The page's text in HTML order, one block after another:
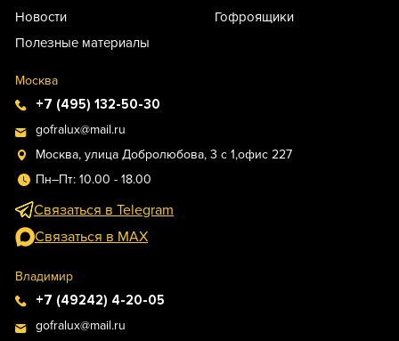
Новости
Полезные материалы
Гофроящики
Москва
+7 (495) 132-50-30
gofralux@mail.ru
Москва, улица Добролюбова, 3 с 1,офис 227
Пн–Пт: 10.00 - 18.00
Связаться в Telegram
Связаться в MAX
Владимир
+7 (49242) 4-20-05
gofralux@mail.ru